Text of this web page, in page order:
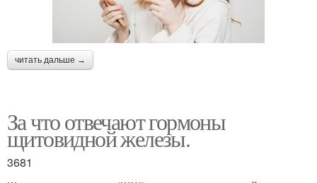
читать дальше →
За что отвечают гормоны
щитовидной железы.
3681